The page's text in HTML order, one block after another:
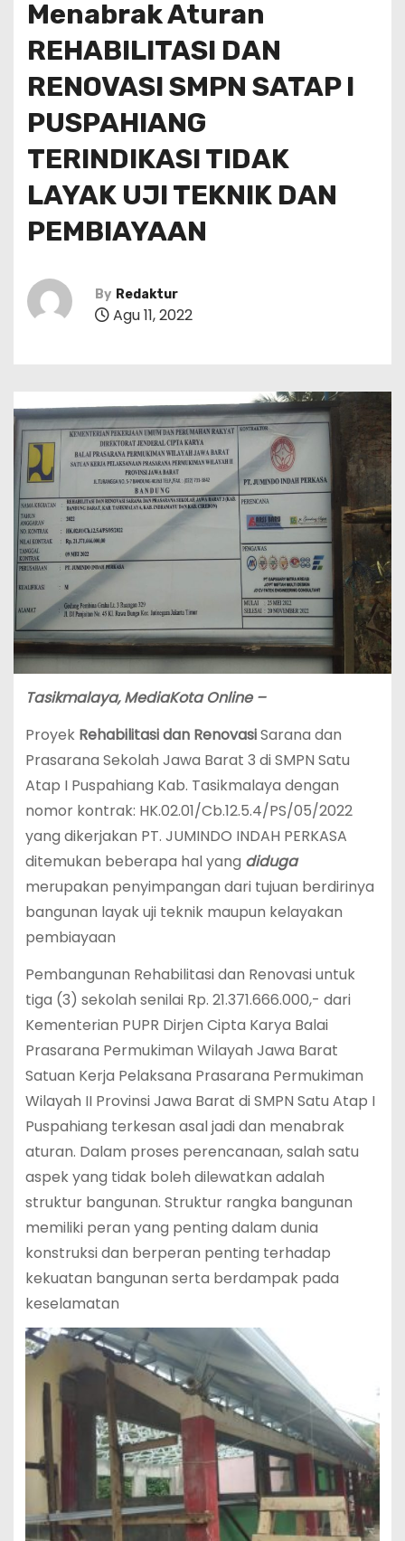
Menabrak Aturan
REHABILITASI DAN
RENOVASI SMPN SATAP I
PUSPAHIANG
TERINDIKASI TIDAK
LAYAK UJI TEKNIK DAN
PEMBIAYAAN
By Redaktur
Agu 11, 2022
Tasikmalaya, MediaKota Online –
Proyek Rehabilitasi dan RenovasiSarana dan
Prasarana Sekolah Jawa Barat 3 di SMPN Satu
Atap I Puspahiang Kab. Tasikmalaya dengan
nomor kontrak: HK.02.01/Cb.12.5.4/PS/05/2022
yang dikerjakan PT. JUMINDO INDAH PERKASA
ditemukan beberapa hal yang diduga
merupakan penyimpangan dari tujuan berdirinya
bangunan layak uji teknik maupun kelayakan
pembiayaan
Pembangunan Rehabilitasi dan Renovasi untuk
tiga (3) sekolah senilai Rp. 21.371.666.000,- dari
Kementerian PUPR Dirjen Cipta Karya Balai
Prasarana Permukiman Wilayah Jawa Barat
Satuan Kerja Pelaksana Prasarana Permukiman
Wilayah II Provinsi Jawa Barat di SMPN Satu Atap I
Puspahiang terkesan asal jadi dan menabrak
aturan. Dalam proses perencanaan, salah satu
aspek yang tidak boleh dilewatkan adalah
struktur bangunan. Struktur rangka bangunan
memiliki peran yang penting dalam dunia
konstruksi dan berperan penting terhadap
kekuatan bangunan serta berdampak pada
keselamatan